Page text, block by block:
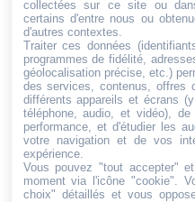
Politique de
confidentialité
Mentions
légales
Conditions de
retour et de
remboursement
Droit de
rétractation
collectées sur ce site ou
certains d'entre nous ou
d'autres contextes.
Traiter ces données
programmes de fidélité,
géolocalisation précise, etc.)
des services, contenus, offres
différents appareils et écrans
téléphone, audio, et vidéo),
performance, et d'étudier les
votre navigation et de vos
expérience.
Vous pouvez "tout accepter"
moment via l'icône "cookie" .
choix" détaillés et vous